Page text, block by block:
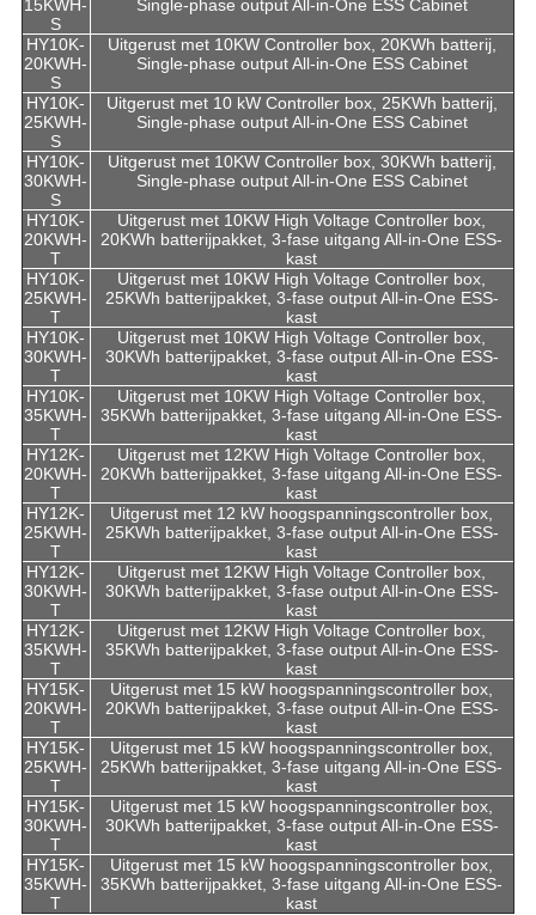
15KWH-
S
Single-phase output All-in-One ESS Cabinet
HY10K-
20KWH-
S
Uitgerust met 10KW Controller box, 20KWh batterij,
Single-phase output All-in-One ESS Cabinet
HY10K-
25KWH-
S
Uitgerust met 10 kW Controller box, 25KWh batterij,
Single-phase output All-in-One ESS Cabinet
HY10K-
30KWH-
S
Uitgerust met 10KW Controller box, 30KWh batterij,
Single-phase output All-in-One ESS Cabinet
HY10K-
20KWH-
T
Uitgerust met 10KW High Voltage Controller box,
20KWh batterijpakket, 3-fase uitgang All-in-One ESS-
kast
HY10K-
25KWH-
T
Uitgerust met 10KW High Voltage Controller box,
25KWh batterijpakket, 3-fase output All-in-One ESS-
kast
HY10K-
30KWH-
T
Uitgerust met 10KW High Voltage Controller box,
30KWh batterijpakket, 3-fase output All-in-One ESS-
kast
HY10K-
35KWH-
T
Uitgerust met 10KW High Voltage Controller box,
35KWh batterijpakket, 3-fase uitgang All-in-One ESS-
kast
HY12K-
20KWH-
T
Uitgerust met 12KW High Voltage Controller box,
20KWh batterijpakket, 3-fase uitgang All-in-One ESS-
kast
HY12K-
25KWH-
T
Uitgerust met 12 kW hoogspanningscontroller box,
25KWh batterijpakket, 3-fase output All-in-One ESS-
kast
HY12K-
30KWH-
T
Uitgerust met 12KW High Voltage Controller box,
30KWh batterijpakket, 3-fase output All-in-One ESS-
kast
HY12K-
35KWH-
T
Uitgerust met 12KW High Voltage Controller box,
35KWh batterijpakket, 3-fase output All-in-One ESS-
kast
HY15K-
20KWH-
T
Uitgerust met 15 kW hoogspanningscontroller box,
20KWh batterijpakket, 3-fase output All-in-One ESS-
kast
HY15K-
25KWH-
T
Uitgerust met 15 kW hoogspanningscontroller box,
25KWh batterijpakket, 3-fase uitgang All-in-One ESS-
kast
HY15K-
30KWH-
T
Uitgerust met 15 kW hoogspanningscontroller box,
30KWh batterijpakket, 3-fase output All-in-One ESS-
kast
HY15K-
35KWH-
T
Uitgerust met 15 kW hoogspanningscontroller box,
35KWh batterijpakket, 3-fase uitgang All-in-One ESS-
kast